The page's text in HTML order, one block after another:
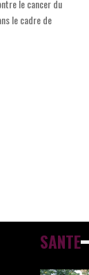
le cancer du
le cadre de
de la santé
SANTE